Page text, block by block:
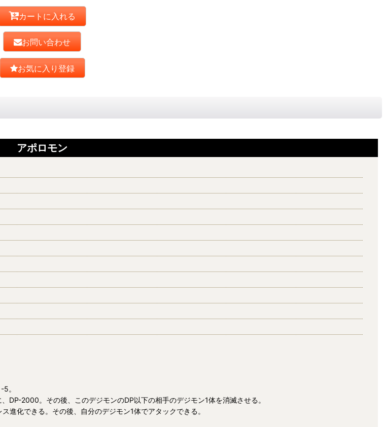
カートに入れる
お問い合わせ
お気に入り登録
アポロモン
。
DP-2000。その後、このデジモンのDP以下の相手のデジモン1体を消滅させる。
進化できる。その後、自分のデジモン1体でアタックできる。